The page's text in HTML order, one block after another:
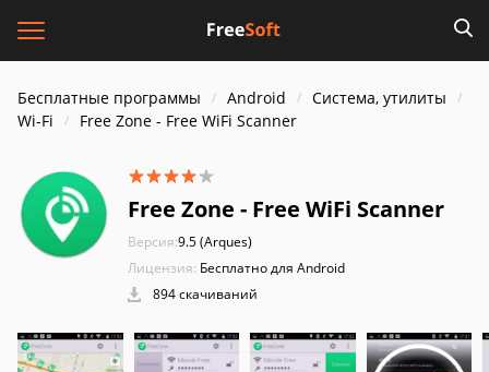
Бесплатные программы Android
Система, утилиты
Wi-Fi
Free Zone - Free WiFi Scanner
Free Zone - Free WiFi Scanner
Версия:9.5 (Arques)
Лицензия: Бесплатно для Android
894 скачиваний